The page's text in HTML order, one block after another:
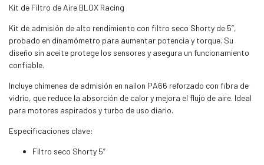
Kit de Filtro de Aire BLOX Racing
Kit de admisión de alto rendimiento con filtro seco Shorty de 5”,
probado en dinamómetro para aumentar potencia y torque. Su
diseño sin aceite protege los sensores y asegura un funcionamiento
confiable.
Incluye chimenea de admisión en nailon PA66 reforzado con fibra de
vidrio, que reduce la absorción de calor y mejora el flujo de aire. Ideal
para motores aspirados y turbo de uso diario.
Especificaciones clave:
Filtro seco Shorty 5”